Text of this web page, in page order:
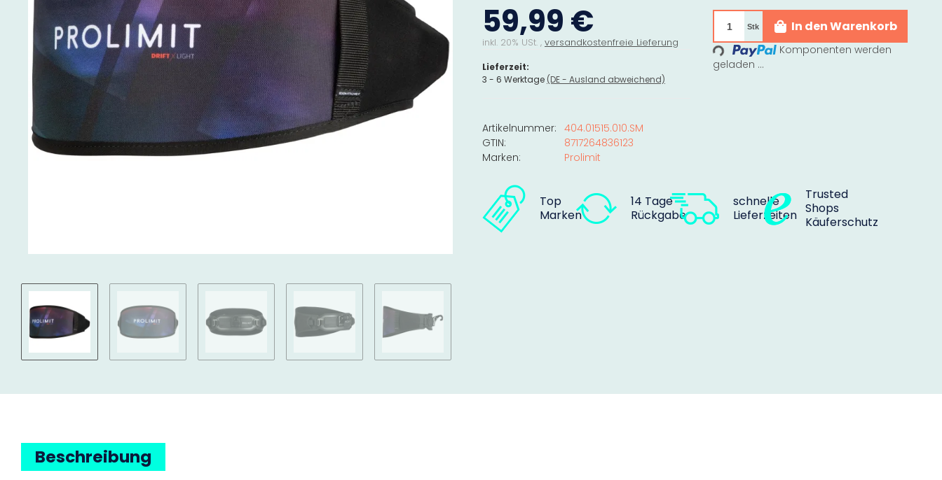
59,99 €
inkl. 20% USt. , versandkostenfreie Lieferung
Lieferzeit:
3 - 6 Werktage (DE - Ausland abweichend)
Stk In den Warenkorb
Loading...
Komponenten werden
geladen ...
Artikelnummer: 404.01515.010.SM
GTIN:
8717264836123
Marken:
Prolimit
Top
Marken
14 Tage
Rückgabe
schnelle
Lieferzeiten
Trusted
Shops
Käuferschutz
Beschreibung